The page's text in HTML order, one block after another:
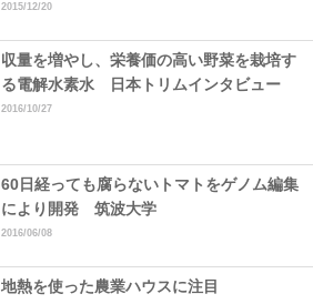
2015/12/20
収量を増やし、栄養価の高い野菜を栽培す
る電解水素水 日本トリムインタビュー
2016/10/27
60日経っても腐らないトマトをゲノム編集
により開発 筑波大学
2016/06/08
地熱を使った農業ハウスに注目